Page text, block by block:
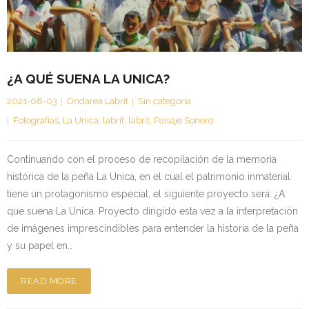
Kontaktua | Contacto
¿A QUÉ SUENA LA UNICA?
2021-08-03 Ondarea Labrit
Sin categoría
Fotografías, La Unica, labrit, labrit, Paisaje Sonoro
Continuando con el proceso de recopilación de la memoria
histórica de la peña La Unica, en el cual el patrimonio inmaterial
tiene un protagonismo especial, el siguiente proyecto será: ¿A
que suena La Unica. Proyecto dirigido esta vez a la interpretación
de imágenes imprescindibles para entender la historia de la peña
y su papel en…
READ MORE